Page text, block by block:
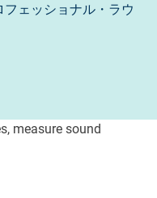
ェッショナル・ラウ